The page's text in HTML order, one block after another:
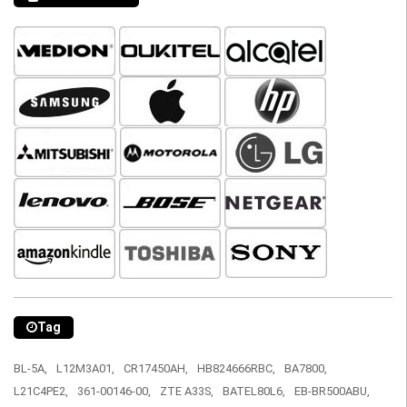
Tag
BL-5A, L12M3A01, CR17450AH, HB824666RBC,
BA7800,
L21C4PE2,
361-00146-00, ZTE A33S, BATEL80L6, EB-BR500ABU,